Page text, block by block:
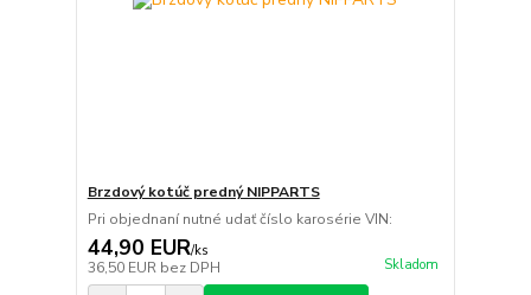
Brzdový kotúč predný NIPPARTS
Pri objednaní nutné udať číslo karosérie VIN:
44,90 EUR/ks
36,50 EUR bez DPH Skladom